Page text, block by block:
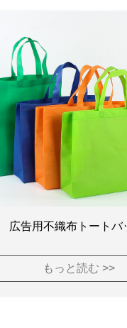
広告用不織布トートバ
もっと読む >>